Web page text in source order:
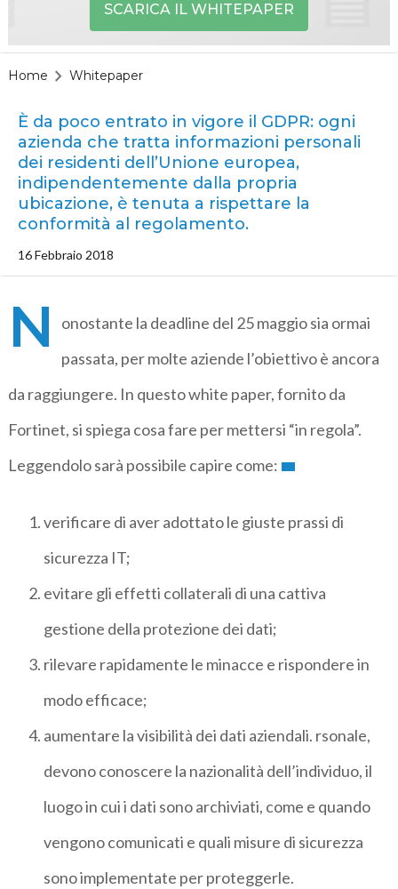
SCARICA IL WHITEPAPER
Home Whitepaper
È da poco entrato in vigore il GDPR: ogni
azienda che tratta informazioni personali
dei residenti dell’Unione europea,
indipendentemente dalla propria
ubicazione, è tenuta a rispettare la
conformità al regolamento.
16 Febbraio 2018
N
onostante la deadline del 25 maggio sia ormai
passata, per molte aziende l’obiettivo è ancora
da raggiungere. In questo white paper, fornito da
Fortinet, si spiega cosa fare per mettersi “in regola”.
Leggendolo sarà possibile capire come:
verificare di aver adottato le giuste prassi di
sicurezza IT;
evitare gli effetti collaterali di una cattiva
gestione della protezione dei dati;
rilevare rapidamente le minacce e rispondere in
modo efficace;
aumentare la visibilità dei dati aziendali. rsonale,
devono conoscere la nazionalità dell’individuo, il
luogo in cui i dati sono archiviati, come e quando
vengono comunicati e quali misure di sicurezza
sono implementate per proteggerle.